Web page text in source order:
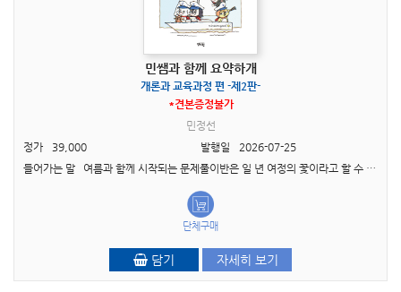
민쌤과 함께 요약하개
개론과 교육과정 편 -제2판-
*견본증정불가
민정선
정가
39,000 발행일
2026-07-25
들어가는 말 여름과 함께 시작되는 문제풀이반은 일 년 여정의 꽃이라고 할 수 있습니다. 꽃이라는 아름다운 표현을 썼지만, 사실 여름반은 나를 직면하는 고통의 연속이고 그래서 용기가 필..
단체구매
담기 자세히 보기